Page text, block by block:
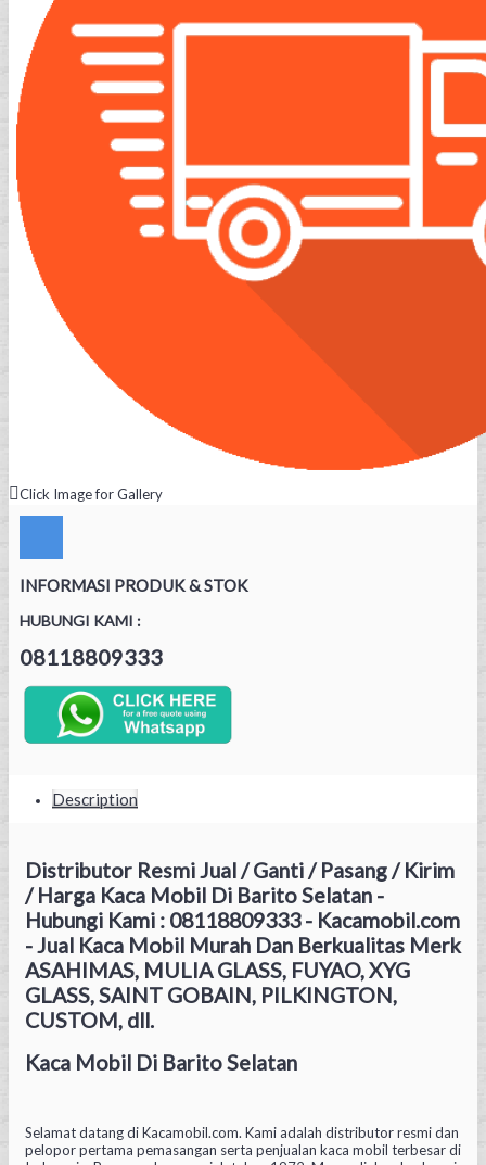
Click Image for Gallery
INFORMASI PRODUK & STOK
HUBUNGI KAMI :
08118809333
Description
Distributor Resmi Jual / Ganti / Pasang / Kirim
/ Harga Kaca Mobil Di Barito Selatan -
Hubungi Kami : 08118809333 - Kacamobil.com
- Jual Kaca Mobil Murah Dan Berkualitas Merk
ASAHIMAS, MULIA GLASS, FUYAO, XYG
GLASS, SAINT GOBAIN, PILKINGTON,
CUSTOM, dll.
Kaca Mobil Di Barito Selatan
Selamat datang di Kacamobil.com. Kami adalah distributor resmi dan
pelopor pertama pemasangan serta penjualan kaca mobil terbesar di